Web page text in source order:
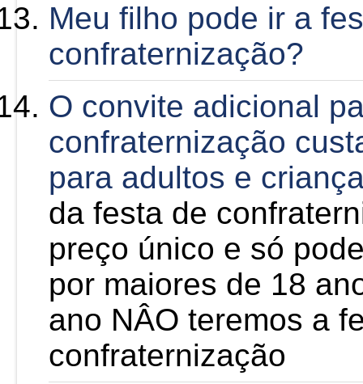
Meu filho pode ir a
confraternização?
O convite adicional
confraternização
para adultos e
da festa de
preço único e só
por maiores de 18
ano NÂO teremos a
confraternização